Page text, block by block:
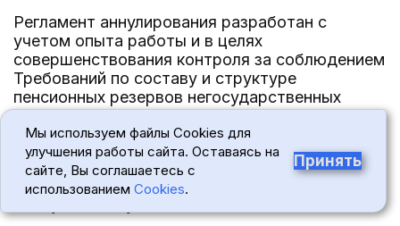
Регламент аннулирования разработан с
учетом опыта работы и в целях
совершенствования контроля за соблюдением
Требований по составу и структуре
пенсионных резервов негосударственных
пенсионных фондов.
Аннулируются выданные ранее фондам
разрешения по введению особого порядка
размещения пенсионных резервов в
Мы используем файлы Cookies для
улучшения работы сайта. Оставаясь на
сайте, Вы соглашаетесь с
использованием Cookies.
Принять